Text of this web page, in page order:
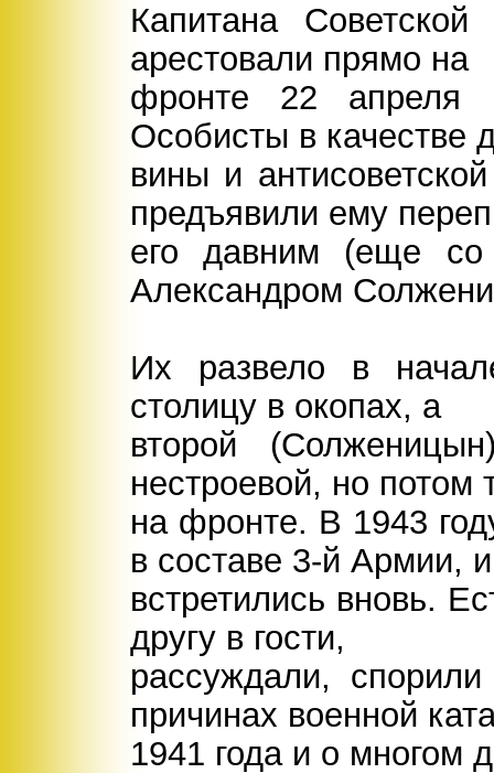
Капитана
арестовали прямо на
фронте 22 апреля
Особисты в качестве
вины и
предъявили ему
его давним (еще со
Александром
Их развело в
столицу в окопах, а
второй
нестроевой, но потом
на фронте. В 1943
в составе 3-й Армии,
встретились вновь.
другу в гости,
рассуждали,
причинах военной
1941 года и о многом